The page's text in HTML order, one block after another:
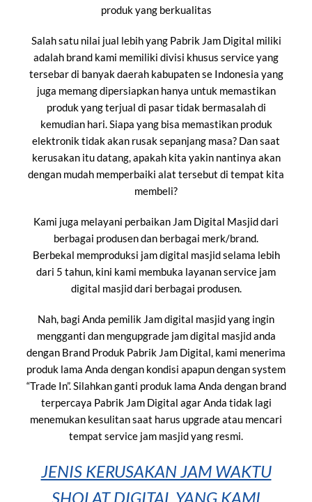
produk yang berkualitas
Salah satu nilai jual lebih yang Pabrik Jam Digital miliki
adalah brand kami memiliki divisi khusus service yang
tersebar di banyak daerah kabupaten se Indonesia yang
juga memang dipersiapkan hanya untuk memastikan
produk yang terjual di pasar tidak bermasalah di
kemudian hari. Siapa yang bisa memastikan produk
elektronik tidak akan rusak sepanjang masa? Dan saat
kerusakan itu datang, apakah kita yakin nantinya akan
dengan mudah memperbaiki alat tersebut di tempat kita
membeli?
Kami juga melayani perbaikan Jam Digital Masjid dari
berbagai produsen dan berbagai merk/brand.
Berbekal memproduksi jam digital masjid selama lebih
dari 5 tahun, kini kami membuka layanan service jam
digital masjid dari berbagai produsen.
Nah, bagi Anda pemilik Jam digital masjid yang ingin
mengganti dan mengupgrade jam digital masjid anda
dengan Brand Produk Pabrik Jam Digital, kami menerima
produk lama Anda dengan kondisi apapun dengan system
“Trade In”. Silahkan ganti produk lama Anda dengan brand
terpercaya Pabrik Jam Digital agar Anda tidak lagi
menemukan kesulitan saat harus upgrade atau mencari
tempat service jam masjid yang resmi.
JENIS KERUSAKAN JAM WAKTU
SHOLAT DIGITAL YANG KAMI